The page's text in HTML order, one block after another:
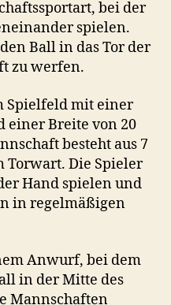
bei der
spielen.
Ball in das Tor der
zu werfen.
Spielfeld mit einer
einer Breite von 20
besteht aus 7
Torwart. Die Spieler
Hand spielen und
in regelmäßigen
Anwurf, bei dem
in der Mitte des
Mannschaften